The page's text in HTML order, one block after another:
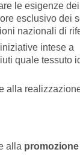
le esigenze
esclusivo dei
nazionali di
intese a
quale tessuto
alla
alla